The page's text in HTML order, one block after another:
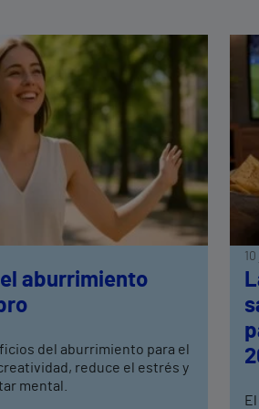
aburrimiento
del aburrimiento para el
reduce el estrés y
mental.